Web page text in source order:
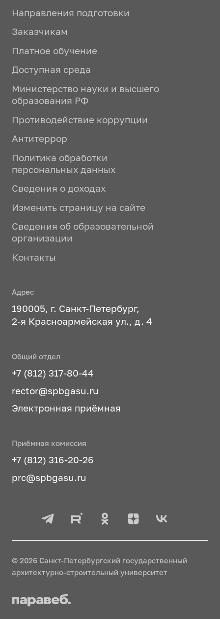
Направления подготовки
Заказчикам
Платное обучение
Доступная среда
Министерство науки и высшего
образования РФ
Противодействие коррупции
Антитеррор
Политика обработки
персональных данных
Сведения о доходах
Изменить страницу на сайте
Сведения об образовательной
организации
Контакты
Адрес
190005, г. Санкт-Петербург,
2-я Красноармейская ул., д. 4
Общий отдел
+7 (812) 317-80-44
rector@spbgasu.ru
Электронная приёмная
Приёмная комиссия
+7 (812) 316-20-26
prc@spbgasu.ru
© 2026 Санкт-Петербургский государственный
архитектурно-строительный университет